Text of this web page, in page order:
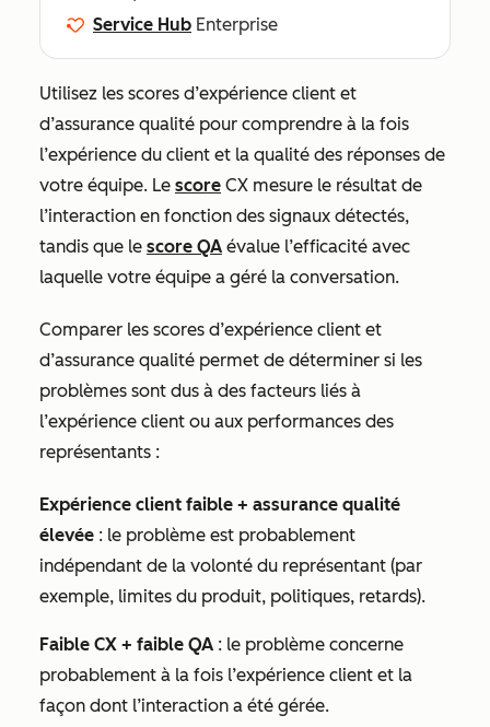
Service Hub Enterprise
Utilisez les scores d’expérience client et
d’assurance qualité pour comprendre à la fois
l’expérience du client et la qualité des réponses de
votre équipe. Le score CX mesure le résultat de
l’interaction en fonction des signaux détectés,
tandis que le score QA évalue l’efficacité avec
laquelle votre équipe a géré la conversation.
Comparer les scores d’expérience client et
d’assurance qualité permet de déterminer si les
problèmes sont dus à des facteurs liés à
l’expérience client ou aux performances des
représentants :
Expérience client faible + assurance qualité
élevée : le problème est probablement
indépendant de la volonté du représentant (par
exemple, limites du produit, politiques, retards).
Faible CX + faible QA : le problème concerne
probablement à la fois l’expérience client et la
façon dont l’interaction a été gérée.